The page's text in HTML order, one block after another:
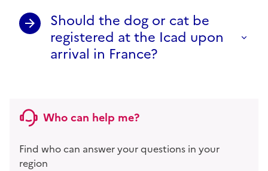
Should the dog or cat be
registered at the Icad upon
arrival in France?
Who can help me?
Find who can answer your questions in your
region